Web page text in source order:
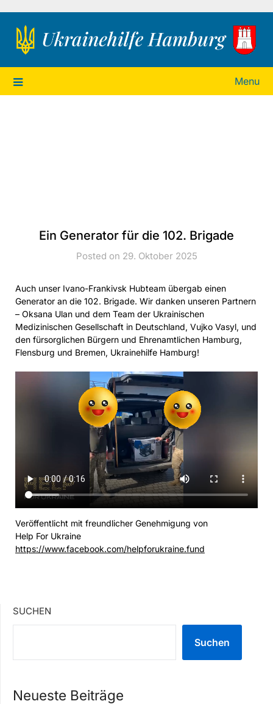
Ukrainehilfe Hamburg
Menu
Ein Generator für die 102. Brigade
Posted on 29. Oktober 2025
Auch unser Ivano-Frankivsk Hubteam übergab einen
Generator an die 102. Brigade. Wir danken unseren Partnern
– Oksana Ulan und dem Team der Ukrainischen
Medizinischen Gesellschaft in Deutschland, Vujko Vasyl, und
den fürsorglichen Bürgern und Ehrenamtlichen Hamburg,
Flensburg und Bremen, Ukrainehilfe Hamburg!
Veröffentlicht mit freundlicher Genehmigung von
Help For Ukraine
https://www.facebook.com/helpforukraine.fund
SUCHEN
Suchen
Neueste Beiträge